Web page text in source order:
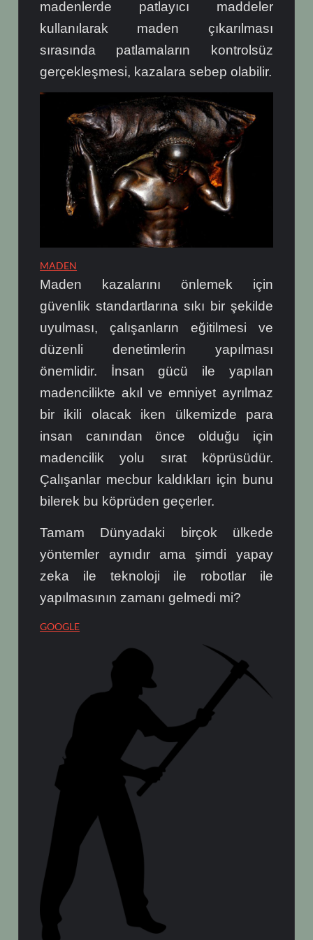
madenlerde patlayıcı maddeler
kullanılarak maden çıkarılması
sırasında patlamaların kontrolsüz
gerçekleşmesi, kazalara sebep olabilir.
MADEN
Maden kazalarını önlemek için
güvenlik standartlarına sıkı bir şekilde
uyulması, çalışanların eğitilmesi ve
düzenli denetimlerin yapılması
önemlidir. İnsan gücü ile yapılan
madencilikte akıl ve emniyet ayrılmaz
bir ikili olacak iken ülkemizde para
insan canından önce olduğu için
madencilik yolu sırat köprüsüdür.
Çalışanlar mecbur kaldıkları için bunu
bilerek bu köprüden geçerler.
Tamam Dünyadaki birçok ülkede
yöntemler aynıdır ama şimdi yapay
zeka ile teknoloji ile robotlar ile
yapılmasının zamanı gelmedi mi?
GOOGLE